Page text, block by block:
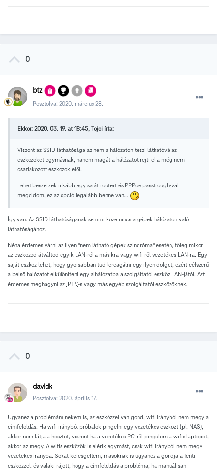
0
btz
Posztolva: 2020. március 28.
Ekkor: 2020. 03. 19. at 18:45, Tojci írta:
Viszont az SSID láthatósága az nem a hálózaton teszi láthatóvá az
eszközöket egymásnak, hanem magát a hálózatot rejti el a még nem
csatlakozott eszközök elől.
Lehet beszerzek inkább egy saját routert és PPPoe passtrough-val
megoldom, ez az opció legalább benne van...
Így van. Az SSID láthatóságának semmi köze nincs a gépek hálózaton való
láthatóságához.
Néha érdemes várni az ilyen "nem látható gépek szindróma" esetén, főleg mikor
az eszközöd átváltod egyik LAN-ról a másikra vagy wifi ről vezetékes LAN-ra. Egy
saját eszköz lehet, hogy gyorsabban tud lereagálni egy ilyen dolgot, ezért célszerű
a belső hálózatot elkülöníteni egy alhálózatba a szolgáltatói eszköz LAN-jától. Azt
érdemes meghagyni az IPTV-s vagy más egyéb szolgáltatói eszközöknek.
0
davidk
Posztolva: 2020. április 17.
Ugyanez a problémám nekem is, az eszközzel van gond, wifi irányból nem megy a
címfeloldás. Ha wifi irányból próbálok pingelni egy vezetékes eszközt (pl. NAS),
akkor nem látja a hosztot, viszont ha a vezetékes PC-ről pingelem a wifis laptopot,
akkor az megy. A wifis eszközök is elérik egymást, csak wifi irányból nem megy
vezetékes irányba. Sokat keresgéltem, másoknak is ugyanez a gondja a fenti
eszközzel, és valaki rájött, hogy a címfeloldás a probléma, ha manuálisan